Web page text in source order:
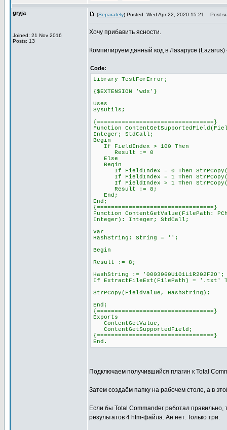
gryja
Joined: 21 Nov 2016
Posts: 13
(Separately) Posted: Wed Apr 22, 2020 15:21 Post
Хочу прибавить ясности.
Компилируем данный код в Лазарусе (Lazarus)
Code:
Library TestForError;
{$EXTENSION 'wdx'}
Uses
SysUtils;
{=================================}
Function
Integer; StdCall;
Begin
If FieldIndex > 100 Then
Result := 0
Else
Begin
If FieldIndex = 0 Then
If FieldIndex = 1 Then
If FieldIndex > 1 Then
Result := 8;
End;
End;
{=================================}
Function ContentGetValue(FilePath:
Integer): Integer; StdCall;
Var
HashString: String = '';
Begin
Result := 8;
HashString := '0003060U101L1R202F2O';
If ExtractFileExt(FilePath) = '.txt'
StrPCopy(FieldValue, HashString);
End;
{=================================}
Exports
ContentGetValue,
ContentGetSupportedField;
{=================================}
End.
Подключаем получившийся плагин к Total
Затем создаём папку на рабочем столе, а в
Если бы Total Commander работал правильно,
результатов 4 htm-файла. Ан нет. Только три.